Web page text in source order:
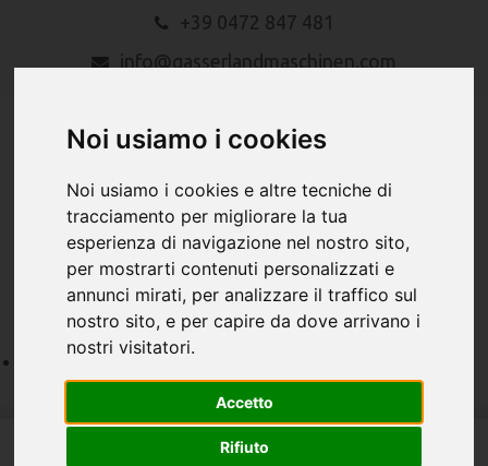
Noi usiamo i cookies
Noi usiamo i cookies e altre tecniche di
tracciamento per migliorare la tua
esperienza di navigazione nel nostro sito,
per mostrarti contenuti personalizzati e
annunci mirati, per analizzare il traffico sul
nostro sito, e per capire da dove arrivano i
nostri visitatori.
Accetto
Rifiuto
+39 0472 847 481
info@gasserlandmaschinen.com
MENU